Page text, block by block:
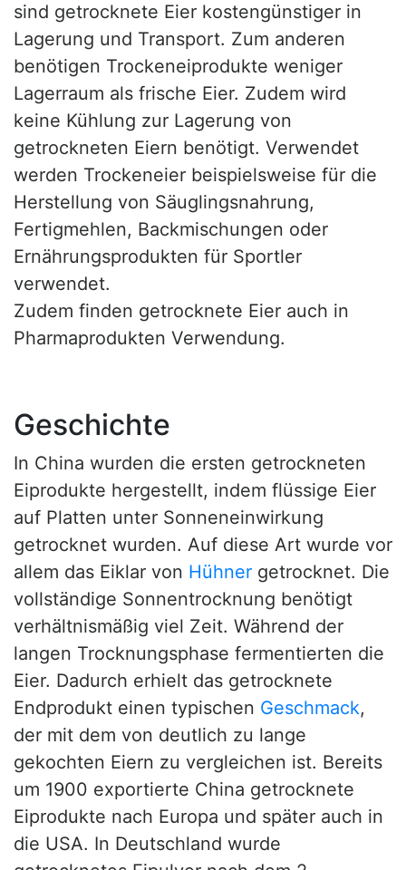
sind getrocknete Eier kostengünstiger in
Lagerung und Transport. Zum anderen
benötigen Trockeneiprodukte weniger
Lagerraum als frische Eier. Zudem wird
keine Kühlung zur Lagerung von
getrockneten Eiern benötigt. Verwendet
werden Trockeneier beispielsweise für die
Herstellung von Säuglingsnahrung,
Fertigmehlen, Backmischungen oder
Ernährungsprodukten für Sportler
verwendet.
Zudem finden getrocknete Eier auch in
Pharmaprodukten Verwendung.
Geschichte
In China wurden die ersten getrockneten
Eiprodukte hergestellt, indem flüssige Eier
auf Platten unter Sonneneinwirkung
getrocknet wurden. Auf diese Art wurde vor
allem das Eiklar von Hühner getrocknet. Die
vollständige Sonnentrocknung benötigt
verhältnismäßig viel Zeit. Während der
langen Trocknungsphase fermentierten die
Eier. Dadurch erhielt das getrocknete
Endprodukt einen typischen Geschmack,
der mit dem von deutlich zu lange
gekochten Eiern zu vergleichen ist. Bereits
um 1900 exportierte China getrocknete
Eiprodukte nach Europa und später auch in
die USA. In Deutschland wurde